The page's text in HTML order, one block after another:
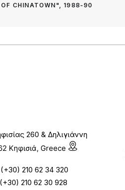
OF CHINATOWN", 1988-90
260 & Δηλιγιάννη
Κηφισιά, Greece
210 62 34 320
210 62 30 928